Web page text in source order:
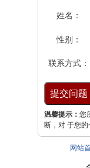
姓名：
性别：
联系方式：
温馨提示： 您
断，对 于您
网站